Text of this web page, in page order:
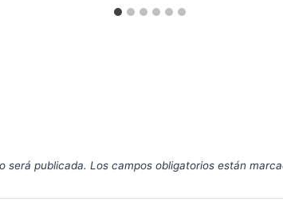
será publicada. Los campos obligatorios están